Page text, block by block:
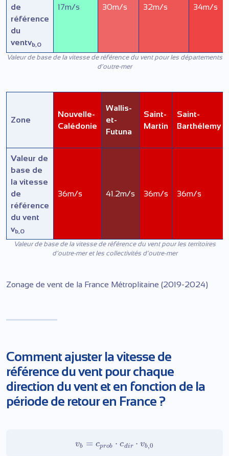
de
référence
du
ventvb,0
17m/s 30m/s 32m/s 34m/s
Valeur de base de la vitesse de référence du vent pour les départements
d’outre-mer
Zone
Nouvelle-
Calédonie
Wallis-
et-
Futuna
Saint-
Martin
Saint-
Barthélemy
Valeur de
base de
la vitesse
de
référence
du vent
vb,0
36m/s 41.2m/s 36m/s 36m/s
Valeur de base de la vitesse de référence du vent pour les territoires
d’outre-mer et les collectivités d’outre-mer
Zonage de vent de la France Métroplitaine (2019-2024)
Comment ajuster la vitesse de
référence du vent pour chaque
direction du vent et en fonction de la
période de retour en France ?
vb = cprob ⋅ cdir ⋅ vb,0